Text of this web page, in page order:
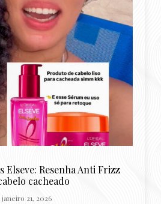
Elseve: Resenha Anti Frizz
cacheado
janeiro 21, 2026